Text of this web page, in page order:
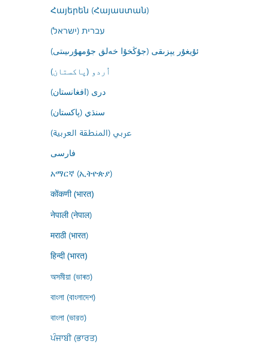
Հայերեն (Հայաստան)
עברית (ישראל)
ئۇيغۇر يېزىقى (جۇڭخۇا خەلق جۇمھۇرىيىتى)
اُردو (پاکستان)
درى (افغانستان)
سنڌي (پاکستان)
عربي (المنطقة العربية)
فارسى
አማርኛ (ኢትዮጵያ)
कोंकणी (भारत)
नेपाली (नेपाल)
मराठी (भारत)
हिन्दी (भारत)
অসমীয়া (ভাৰত)
বাংলা (বাংলাদেশ)
বাংলা (ভারত)
ਪੰਜਾਬੀ (ਭਾਰਤ)